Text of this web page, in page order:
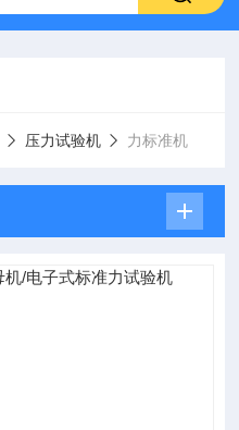
压力试验机 力标准机